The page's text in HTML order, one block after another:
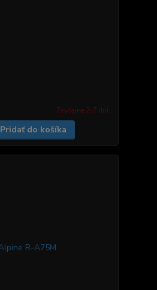
Zvyčajne 2-7 dni.
Pridať do košíka